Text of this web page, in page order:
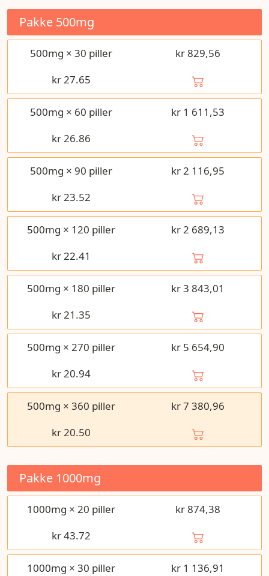
Pakke 500mg
500mg × 30 piller
kr 829,56
kr27.65
500mg × 60 piller
kr 1 611,53
kr26.86
500mg × 90 piller
kr 2 116,95
kr23.52
500mg × 120 piller
kr 2 689,13
kr22.41
500mg × 180 piller
kr 3 843,01
kr21.35
500mg × 270 piller
kr 5 654,90
kr20.94
500mg × 360 piller
kr 7 380,96
kr20.50
Pakke 1000mg
1000mg × 20 piller
kr 874,38
kr43.72
1000mg × 30 piller
kr 1 136,91